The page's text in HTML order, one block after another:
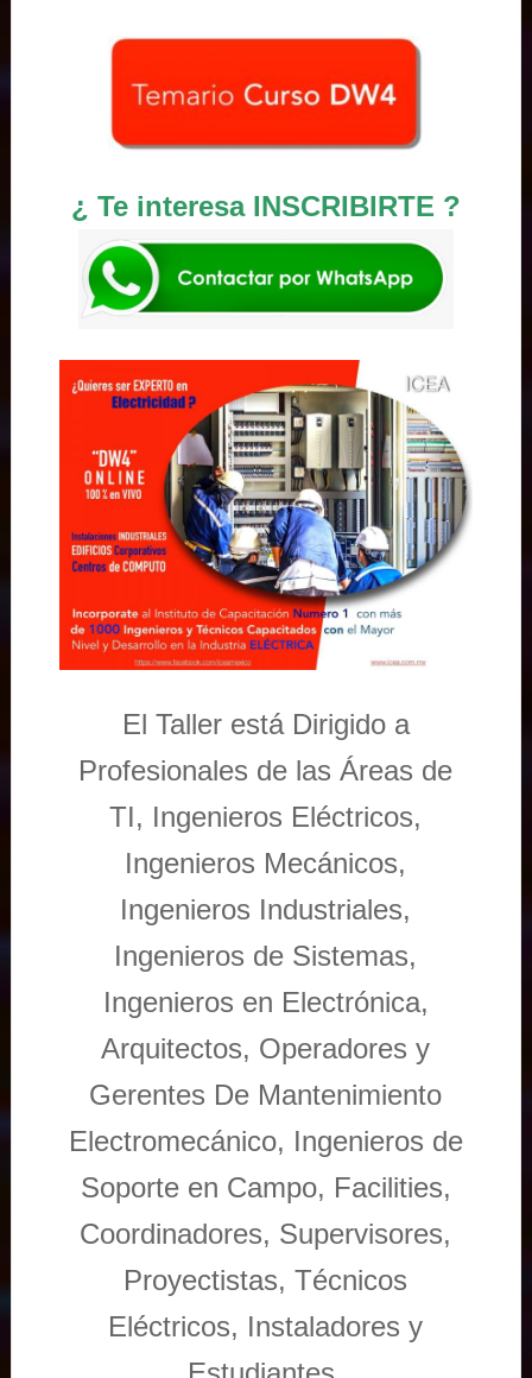
¿ Te interesa INSCRIBIRTE ?
El Taller está Dirigido a
Profesionales de las Áreas de
TI, Ingenieros Eléctricos,
Ingenieros Mecánicos,
Ingenieros Industriales,
Ingenieros de Sistemas,
Ingenieros en Electrónica,
Arquitectos, Operadores y
Gerentes De Mantenimiento
Electromecánico, Ingenieros de
Soporte en Campo, Facilities,
Coordinadores, Supervisores,
Proyectistas, Técnicos
Eléctricos, Instaladores y